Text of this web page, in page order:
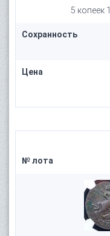
5 копеек
Сохранность
Цена
№ лота